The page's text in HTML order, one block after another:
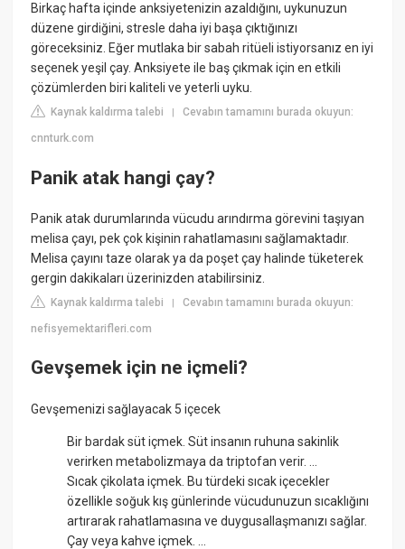
Birkaç hafta içinde anksiyetenizin azaldığını, uykunuzun
düzene girdiğini, stresle daha iyi başa çıktığınızı
göreceksiniz. Eğer mutlaka bir sabah ritüeli istiyorsanız en iyi
seçenek yeşil çay. Anksiyete ile baş çıkmak için en etkili
çözümlerden biri kaliteli ve yeterli uyku.
Kaynak kaldırma talebi |Cevabın tamamını burada okuyun:
cnnturk.com
Panik atak hangi çay?
Panik atak durumlarında vücudu arındırma görevini taşıyan
melisa çayı, pek çok kişinin rahatlamasını sağlamaktadır.
Melisa çayını taze olarak ya da poşet çay halinde tüketerek
gergin dakikaları üzerinizden atabilirsiniz.
Kaynak kaldırma talebi |Cevabın tamamını burada okuyun:
nefisyemektarifleri.com
Gevşemek için ne içmeli?
Gevşemenizi sağlayacak 5 içecek
Bir bardak süt içmek. Süt insanın ruhuna sakinlik
verirken metabolizmaya da triptofan verir. ...
Sıcak çikolata içmek. Bu türdeki sıcak içecekler
özellikle soğuk kış günlerinde vücudunuzun sıcaklığını
artırarak rahatlamasına ve duygusallaşmanızı sağlar.
Çay veya kahve içmek. ...